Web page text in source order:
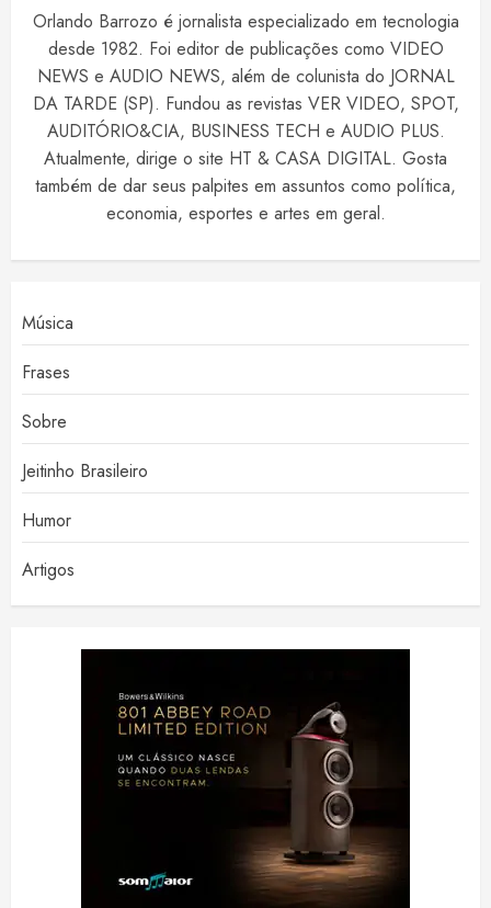
Orlando Barrozo é jornalista especializado em tecnologia
desde 1982. Foi editor de publicações como VIDEO
NEWS e AUDIO NEWS, além de colunista do JORNAL
DA TARDE (SP). Fundou as revistas VER VIDEO, SPOT,
AUDITÓRIO&CIA, BUSINESS TECH e AUDIO PLUS.
Atualmente, dirige o site HT & CASA DIGITAL. Gosta
também de dar seus palpites em assuntos como política,
economia, esportes e artes em geral.
Música
Frases
Sobre
Jeitinho Brasileiro
Humor
Artigos